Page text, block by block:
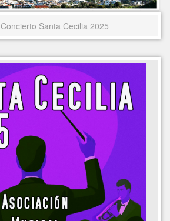
Concierto Santa Cecilia 2025